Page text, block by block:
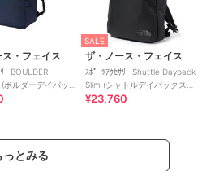
・フェイス
ｰ BOULDER
(ボルダーデイパッ
SALE
ザ・ノース・フェイス
ｽﾎﾟｰﾂｱｸｾｻﾘｰ Shuttle Daypack
Slim (シャトルデイパックスリ
ム)
¥23,760
っとみる